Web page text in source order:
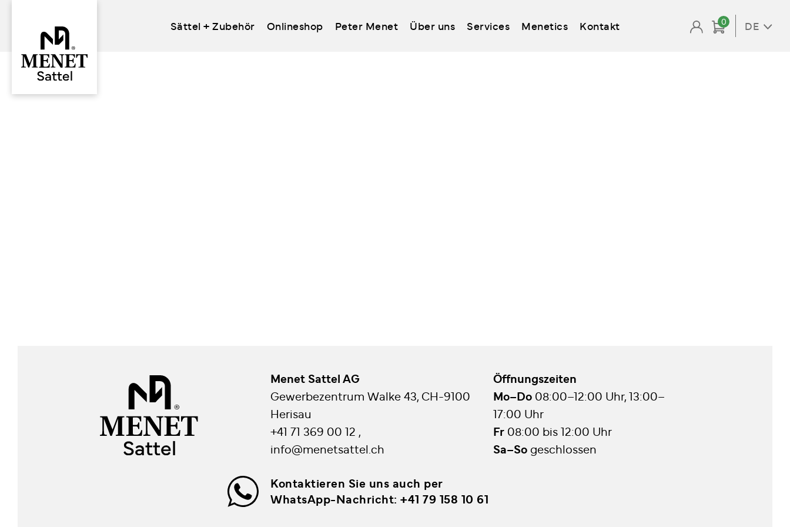
Skip
Sättel + Zubehör Onlineshop Peter Menet Über uns Services Menetics Kontakt 0 DE
Menet Sattel AG
Gewerbezentrum Walke 43, CH-9100
Herisau
+41 71 369 00 12 ,
info@menetsattel.ch
Kontaktieren Sie uns auch per
WhatsApp-Nachricht:+41 79 158 10 61
Öffnungszeiten
Mo–Do 08:00–12:00 Uhr, 13:00–
17:00 Uhr
Fr 08:00 bis 12:00 Uhr
Sa–So geschlossen